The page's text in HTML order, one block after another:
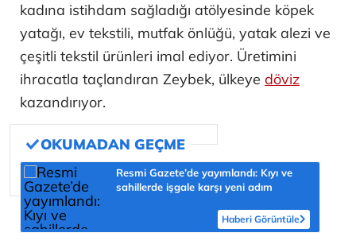
kadına istihdam sağladığı atölyesinde köpek
yatağı, ev tekstili, mutfak önlüğü, yatak alezi ve
çeşitli tekstil ürünleri imal ediyor. Üretimini
ihracatla taçlandıran Zeybek, ülkeye döviz
kazandırıyor.
Resmi Gazete’de yayımlandı: Kıyı ve
sahillerde işgale karşı yeni adım
Haberi Görüntüle